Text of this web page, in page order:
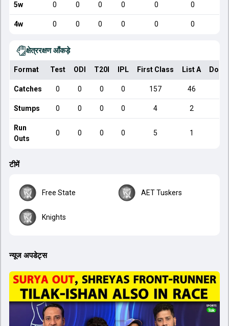
5w 0 0 0 0 0 0
4w 0 0 0 0 0 0
क्षेत्ररक्षण आँकड़े
Format Test ODI T20I IPL First Class List A
Catches 0 0 0 0 157 46
Stumps 0 0 0 0 4 2
Run
Outs
0 0 0 0 5 1
टीमें
Free State AET Tuskers
Knights
न्यूज अपडेट्स